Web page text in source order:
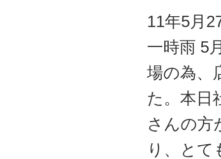
11年5月
一時雨 5
場の為、
た。本日
さんの方
り、とて